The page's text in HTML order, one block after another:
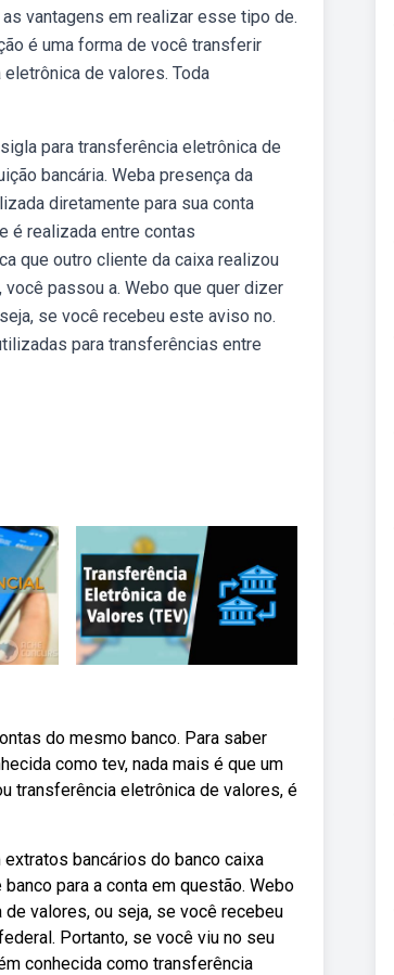
vantagens em realizar esse tipo de.
é uma forma de você transferir
de valores. Toda
para transferência eletrônica de
bancária. Weba presença da
diretamente para sua conta
é realizada entre contas
que outro cliente da caixa realizou
passou a. Webo que quer dizer
se você recebeu este aviso no.
para transferências entre
do mesmo banco. Para saber
como tev, nada mais é que um
transferência eletrônica de valores, é
bancários do banco caixa
para a conta em questão. Webo
valores, ou seja, se você recebeu
Portanto, se você viu no seu
conhecida como transferência